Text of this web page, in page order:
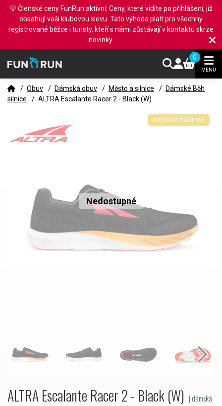
0
MENU
/ Obuv / Dámská obuv / Město a silnice / Dámské Běh
silnice
/ ALTRA Escalante Racer 2 - Black (W)
Nedostupné
doprava zdarma
ALTRA Escalante Racer 2 - Black (W) | dámská
💡 Členské ceny FunRun aktivní: Ceny, které vidíte po přihlášení, již
obsahují vaši klubovou slevu. Tato výhoda platí pro všechny
registrované běžce i turisty, kteří s námi zůstávají v kontaktu skrze
novinky.